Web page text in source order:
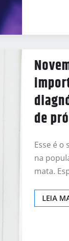
de
Esse é
na
mata.
LEIA